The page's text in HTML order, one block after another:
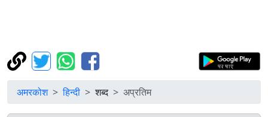
अमरकोश हिन्दी शब्द अप्रतिम